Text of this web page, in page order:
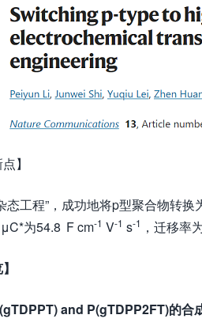
】
态工程”，成功地将p型聚合物转
为54.8 F cm-1 V-1 s-1 ，迁移率
and P(gTDPP2FT)的合